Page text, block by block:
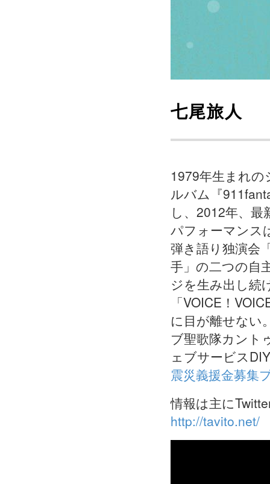
七尾旅人
1979年生まれ
ルバム『
し、2012年、
パフォーマンス
弾き語り独演会
手」の二つの自
ジを生み出し続
「VOICE！
に目が離せない
ブ聖歌隊カント
ェブサービス
震災義援金募集
情報は主に
http://tavito.net/